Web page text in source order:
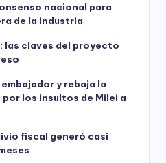
nacional para
de la industria
las claves del proyecto
y rebaja la
los insultos de Milei a
fiscal generó casi